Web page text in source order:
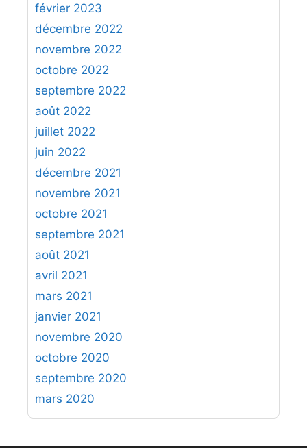
février 2023
décembre 2022
novembre 2022
octobre 2022
septembre 2022
août 2022
juillet 2022
juin 2022
décembre 2021
novembre 2021
octobre 2021
septembre 2021
août 2021
avril 2021
mars 2021
janvier 2021
novembre 2020
octobre 2020
septembre 2020
mars 2020